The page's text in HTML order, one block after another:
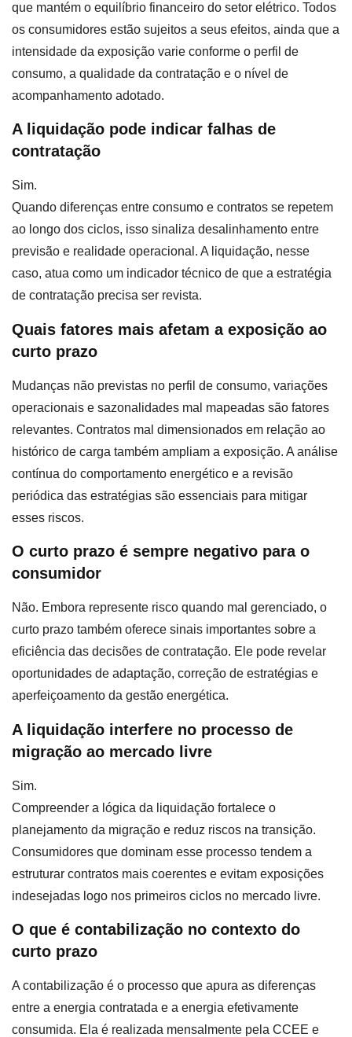
que mantém o equilíbrio financeiro do setor elétrico. Todos
os consumidores estão sujeitos a seus efeitos, ainda que a
intensidade da exposição varie conforme o perfil de
consumo, a qualidade da contratação e o nível de
acompanhamento adotado.
A liquidação pode indicar falhas de
contratação
Sim.
Quando diferenças entre consumo e contratos se repetem
ao longo dos ciclos, isso sinaliza desalinhamento entre
previsão e realidade operacional. A liquidação, nesse
caso, atua como um indicador técnico de que a estratégia
de contratação precisa ser revista.
Quais fatores mais afetam a exposição ao
curto prazo
Mudanças não previstas no perfil de consumo, variações
operacionais e sazonalidades mal mapeadas são fatores
relevantes. Contratos mal dimensionados em relação ao
histórico de carga também ampliam a exposição. A análise
contínua do comportamento energético e a revisão
periódica das estratégias são essenciais para mitigar
esses riscos.
O curto prazo é sempre negativo para o
consumidor
Não. Embora represente risco quando mal gerenciado, o
curto prazo também oferece sinais importantes sobre a
eficiência das decisões de contratação. Ele pode revelar
oportunidades de adaptação, correção de estratégias e
aperfeiçoamento da gestão energética.
A liquidação interfere no processo de
migração ao mercado livre
Sim.
Compreender a lógica da liquidação fortalece o
planejamento da migração e reduz riscos na transição.
Consumidores que dominam esse processo tendem a
estruturar contratos mais coerentes e evitam exposições
indesejadas logo nos primeiros ciclos no mercado livre.
O que é contabilização no contexto do
curto prazo
A contabilização é o processo que apura as diferenças
entre a energia contratada e a energia efetivamente
consumida. Ela é realizada mensalmente pela CCEE e